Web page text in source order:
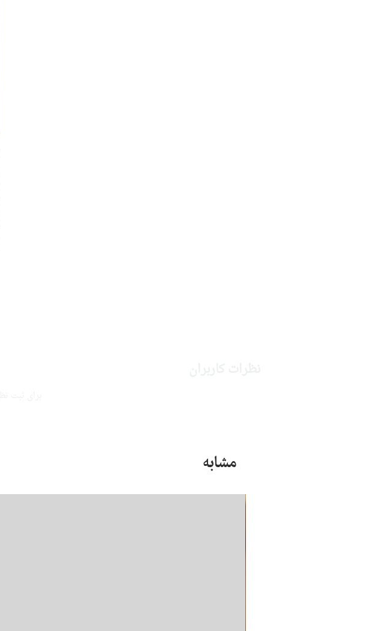
مشابه